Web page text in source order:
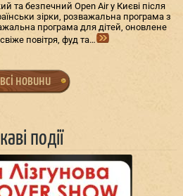
та безпечний Open Air у Києві після
зірки, розважальна програма з
програма для дітей, оновлене
повітря, фуд та…
всі новини
події